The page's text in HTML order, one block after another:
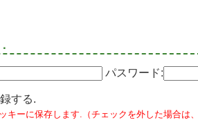
パスワード:
する.
キーに保存します.（チェックを外した場合は